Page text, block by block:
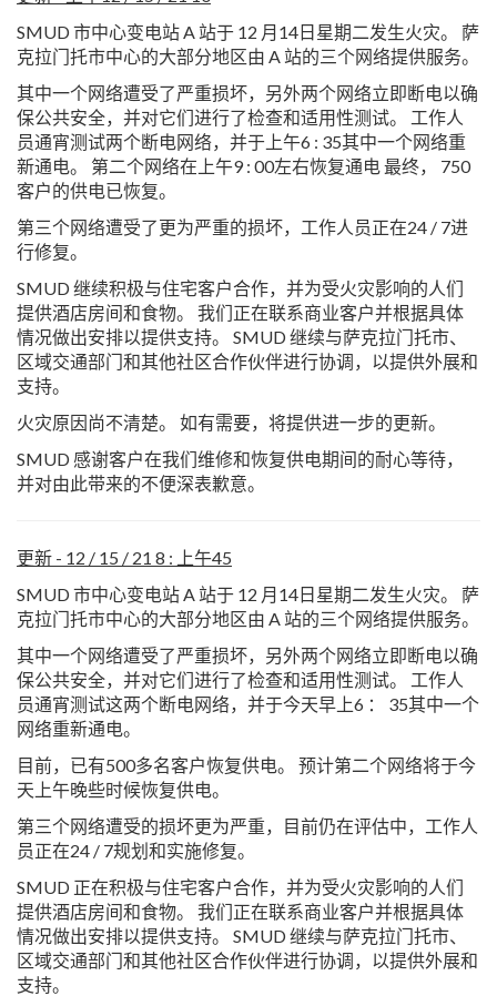
SMUD 市中心变电站 A 站于 12 月14日星期二发生火灾。 萨
克拉门托市中心的大部分地区由 A 站的三个网络提供服务。
其中一个网络遭受了严重损坏，另外两个网络立即断电以确
保公共安全，并对它们进行了检查和适用性测试。 工作人
员通宵测试两个断电网络，并于上午6 : 35其中一个网络重
新通电。 第二个网络在上午9 : 00左右恢复通电 最终， 750
客户的供电已恢复。
第三个网络遭受了更为严重的损坏，工作人员正在24 / 7进
行修复。
SMUD 继续积极与住宅客户合作，并为受火灾影响的人们
提供酒店房间和食物。 我们正在联系商业客户并根据具体
情况做出安排以提供支持。 SMUD 继续与萨克拉门托市、
区域交通部门和其他社区合作伙伴进行协调，以提供外展和
支持。
火灾原因尚不清楚。 如有需要，将提供进一步的更新。
SMUD 感谢客户在我们维修和恢复供电期间的耐心等待，
并对由此带来的不便深表歉意。
更新 - 12 / 15 / 21 8 : 上午45
SMUD 市中心变电站 A 站于 12 月14日星期二发生火灾。 萨
克拉门托市中心的大部分地区由 A 站的三个网络提供服务。
其中一个网络遭受了严重损坏，另外两个网络立即断电以确
保公共安全，并对它们进行了检查和适用性测试。 工作人
员通宵测试这两个断电网络，并于今天早上6 ： 35其中一个
网络重新通电。
目前，已有500多名客户恢复供电。 预计第二个网络将于今
天上午晚些时候恢复供电。
第三个网络遭受的损坏更为严重，目前仍在评估中，工作人
员正在24 / 7规划和实施修复。
SMUD 正在积极与住宅客户合作，并为受火灾影响的人们
提供酒店房间和食物。 我们正在联系商业客户并根据具体
情况做出安排以提供支持。 SMUD 继续与萨克拉门托市、
区域交通部门和其他社区合作伙伴进行协调，以提供外展和
支持。